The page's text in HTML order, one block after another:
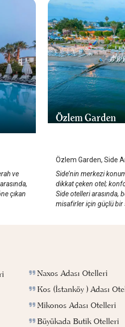
ve
çıkan
Özlem Garden
Özlem Garden, Side
Side’nin merkezi
dikkat çeken otel;
Side otelleri arasında,
misafirler için güçlü bir
Naxos Adası Otelleri
Kos (İstanköy ) Adası
Mikonos Adası Otelleri
Büyükada Butik Otelleri